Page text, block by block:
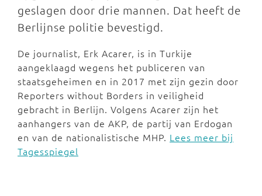
geslagen door drie mannen. Dat heeft de
Berlijnse politie bevestigd.
De journalist, Erk Acarer, is in Turkije
aangeklaagd wegens het publiceren van
staatsgeheimen en in 2017 met zijn gezin door
Reporters without Borders in veiligheid
gebracht in Berlijn. Volgens Acarer zijn het
aanhangers van de AKP, de partij van Erdogan
en van de nationalistische MHP. Lees meer bij
Tagesspiegel